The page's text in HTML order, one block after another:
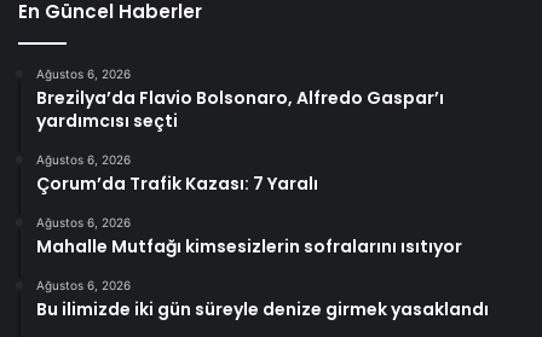
En Güncel Haberler
Ağustos 6, 2026
Brezilya’da Flavio Bolsonaro, Alfredo Gaspar’ı
yardımcısı seçti
Ağustos 6, 2026
Çorum’da Trafik Kazası: 7 Yaralı
Ağustos 6, 2026
Mahalle Mutfağı kimsesizlerin sofralarını ısıtıyor
Ağustos 6, 2026
Bu ilimizde iki gün süreyle denize girmek yasaklandı